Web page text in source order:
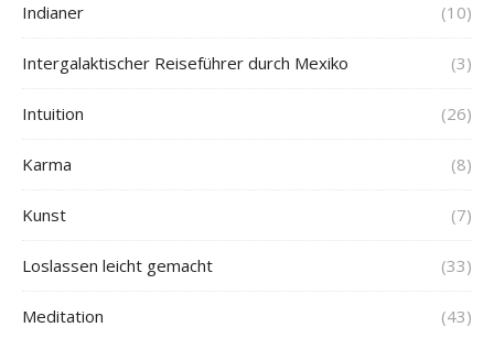
Indianer (10)
Intergalaktischer Reiseführer durch Mexiko (3)
Intuition (26)
Karma (8)
Kunst (7)
Loslassen leicht gemacht (33)
Meditation (43)